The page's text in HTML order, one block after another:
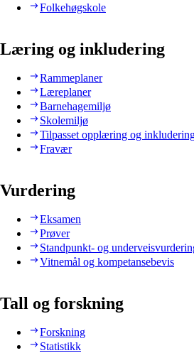
Folkehøgskole
Læring og inkludering
Rammeplaner
Læreplaner
Barnehagemiljø
Skolemiljø
Tilpasset opplæring og
Fravær
Vurdering
Eksamen
Prøver
Standpunkt- og
Vitnemål og kompetansebevis
Tall og forskning
Forskning
Statistikk